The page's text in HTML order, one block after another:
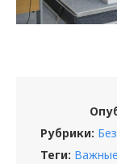
Рубрики:
Теги: